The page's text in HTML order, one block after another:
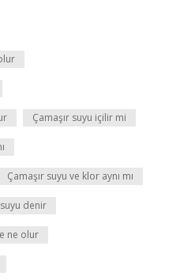
Çamaşır suyu içilir mi
Çamaşır suyu ve klor aynı mı
denir
ne olur